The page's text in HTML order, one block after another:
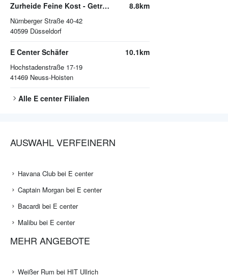
Zurheide Feine Kost - Getränkemarkt
Nürnberger Straße 40-42
40599 Düsseldorf
8.8km
E Center Schäfer
Hochstadenstraße 17-19
41469 Neuss-Hoisten
10.1km
Alle E centerFilialen
AUSWAHL VERFEINERN
Havana Club bei E center
Captain Morgan bei E center
Bacardi bei E center
Malibu bei E center
MEHR ANGEBOTE
Weißer Rum bei HIT Ullrich